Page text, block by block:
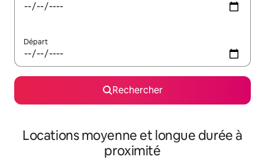
Départ
Rechercher
Locations moyenne et longue durée à
proximité